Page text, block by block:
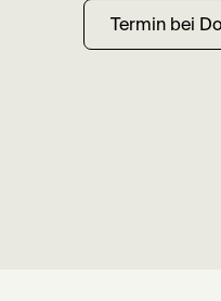
Termin bei